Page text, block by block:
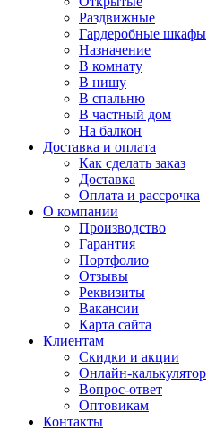
Раздвижные
Гардеробные шкафы
Назначение
В комнату
В нишу
В спальню
В частный дом
На балкон
Доставка и оплата
Как сделать заказ
Доставка
Оплата и рассрочка
О компании
Производство
Гарантия
Портфолио
Отзывы
Реквизиты
Вакансии
Карта сайта
Клиентам
Скидки и акции
Онлайн-калькулятор
Вопрос-ответ
Оптовикам
Контакты